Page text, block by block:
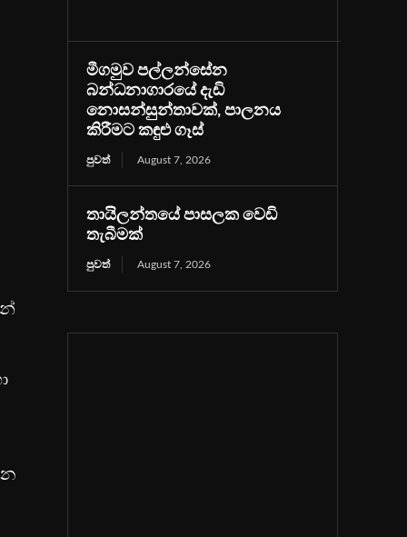
මීගමුව පල්ලන්සේන
බන්ධනාගාරයේ දැඩි
නොසන්සුන්තාවක්, පාලනය
කිරීමට කඳුළු ගෑස්
පුවත් August 7, 2026
තායිලන්තයේ පාසලක වෙඩි
තැබීමක්
පුවත් August 7, 2026